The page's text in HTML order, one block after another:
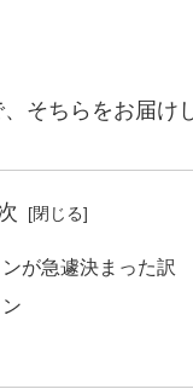
そちらをお届け
が急遽決まった訳